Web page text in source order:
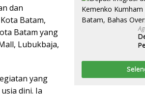
dan
Batam,
Batam yang
Lubukbaja,
yang
dini. Ia